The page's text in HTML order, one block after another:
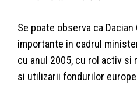
Se poate observa ca
importante in cadrul
cu anul 2005, cu rol activ si
si utilizarii fondurilor